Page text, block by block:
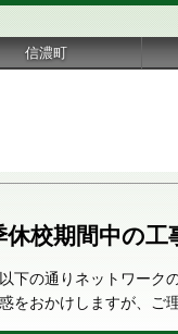
休校期間中の
下の通りネットワーク
をおかけしますが、ご
信濃町